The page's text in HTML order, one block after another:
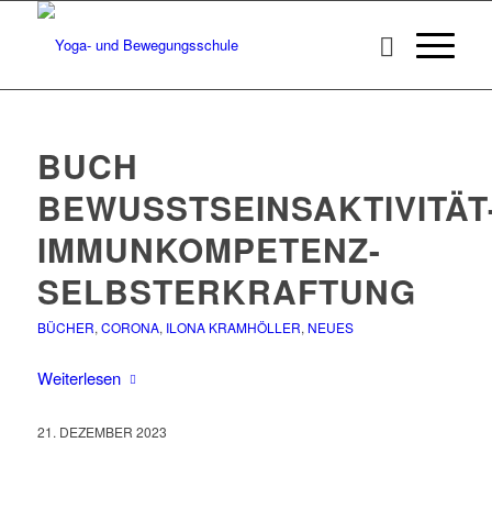
BUCH
IMMUNKOMPETENZ-
SELBSTERKRAFTUNG
BÜCHER, CORONA, ILONA KRAMHÖLLER, NEUES
Weiterlesen
21. DEZEMBER 2023